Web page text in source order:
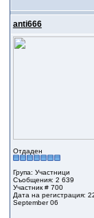
anti666
Отдаден
Група: Участници
Съобщения: 2 639
Участник # 700
Дата на регистрация:
September 06